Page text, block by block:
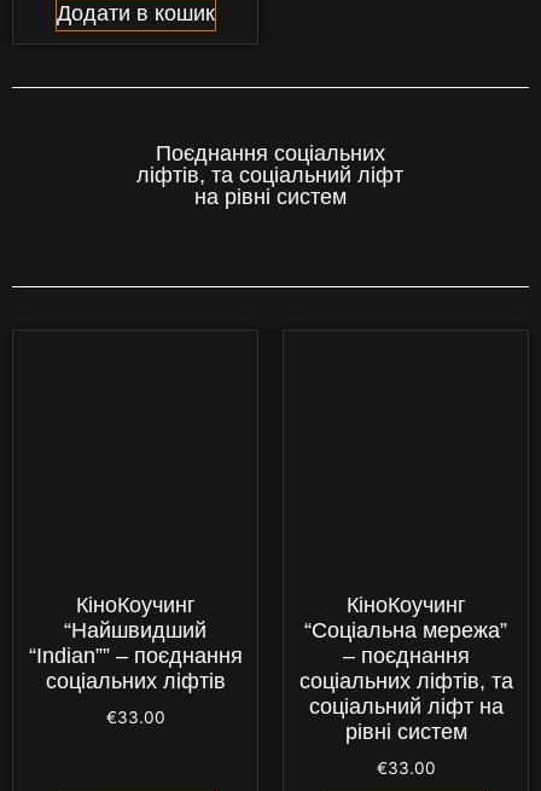
Додати в кошик
Поєднання соціальних
ліфтів, та соціальний ліфт
на рівні систем
КіноКоучинг
“Найшвидший
“Indian”” – поєднання
соціальних ліфтів
€33.00
КіноКоучинг
“Соціальна мережа”
– поєднання
соціальних ліфтів, та
соціальний ліфт на
рівні систем
€33.00